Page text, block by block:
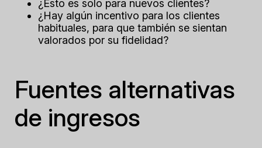
¿Esto es solo para nuevos clientes?
¿Hay algún incentivo para los clientes
habituales, para que también se sientan
valorados por su fidelidad?
Fuentes alternativas
de ingresos